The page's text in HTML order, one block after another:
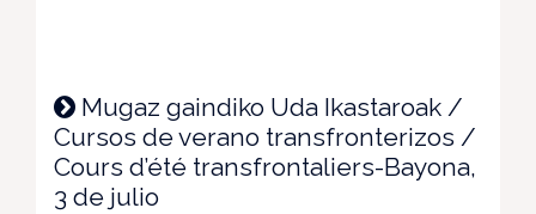
Mugaz gaindiko Uda Ikastaroak /
Cursos de verano transfronterizos /
Cours d’été transfrontaliers-Bayona,
3 de julio